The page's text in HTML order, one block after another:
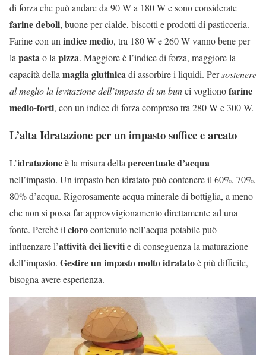
di forza che può andare da 90 W a 180 W e sono considerate
farine deboli, buone per cialde, biscotti e prodotti di pasticceria.
Farine con un indice medio, tra 180 W e 260 W vanno bene per
la pastao la pizza. Maggiore è l’indice di forza, maggiore la
capacità della maglia glutinicadi assorbire i liquidi. Persostenere
al meglio la levitazione dell’impasto di un bunci voglionofarine
medio-forti, con un indice di forza compreso tra 280 W e 300 W.
L’alta Idratazione per un impasto soffice e areato
L’idratazioneè la misura della percentuale d’acqua
nell’impasto. Un impasto ben idratato può contenere il 60%, 70%,
80% d’acqua. Rigorosamente acqua minerale di bottiglia, a meno
che non si possa far approvvigionamento direttamente ad una
fonte. Perché il clorocontenuto nell’acqua potabile può
influenzare l’attività dei lievitie di conseguenza la maturazione
dell’impasto. Gestire un impasto molto idratatoè più difficile,
bisogna avere esperienza.